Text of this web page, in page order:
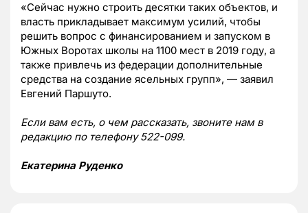
«Сейчас нужно строить десятки таких объектов, и
власть прикладывает максимум усилий, чтобы
решить вопрос с финансированием и запуском в
Южных Воротах школы на 1100 мест в 2019 году, а
также привлечь из федерации дополнительные
средства на создание ясельных групп», — заявил
Евгений Паршуто.
Если вам есть, о чем рассказать, звоните нам в
редакцию по телефону 522-099.
Екатерина Руденко